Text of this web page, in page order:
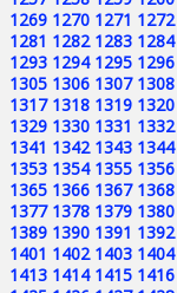
1269 1270 1271 1272
1281 1282 1283 1284
1293 1294 1295 1296
1305 1306 1307 1308
1317 1318 1319 1320
1329 1330 1331 1332
1341 1342 1343 1344
1353 1354 1355 1356
1365 1366 1367 1368
1377 1378 1379 1380
1389 1390 1391 1392
1401 1402 1403 1404
1413 1414 1415 1416